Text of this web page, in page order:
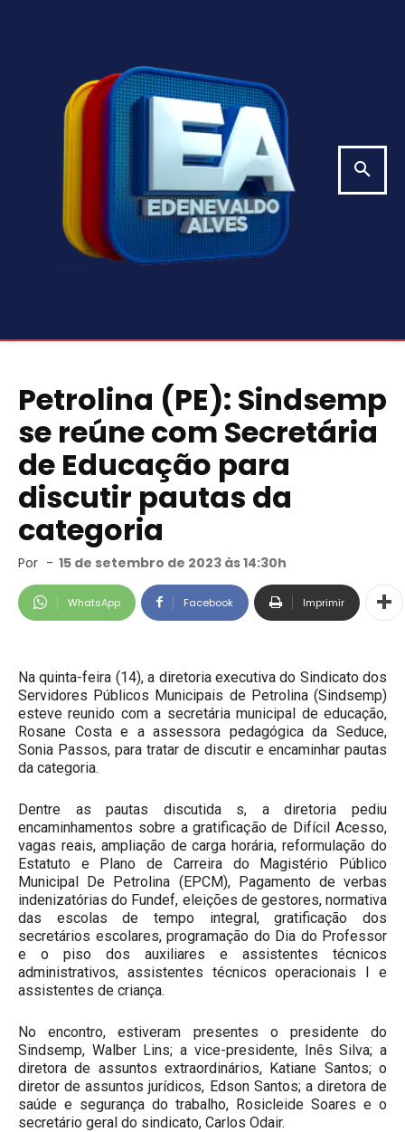
Petrolina (PE): Sindsemp
se reúne com Secretária
de Educação para
discutir pautas da
categoria
Por - 15 de setembro de 2023 às 14:30h
WhatsApp Facebook Imprimir
Na quinta-feira (14), a diretoria executiva do Sindicato dos
Servidores Públicos Municipais de Petrolina (Sindsemp)
esteve reunido com a secretária municipal de educação,
Rosane Costa e a assessora pedagógica da Seduce,
Sonia Passos, para tratar de discutir e encaminhar pautas
da categoria.
Dentre as pautas discutida s, a diretoria pediu
encaminhamentos sobre a gratificação de Difícil Acesso,
vagas reais, ampliação de carga horária, reformulação do
Estatuto e Plano de Carreira do Magistério Público
Municipal De Petrolina (EPCM), Pagamento de verbas
indenizatórias do Fundef, eleições de gestores, normativa
das escolas de tempo integral, gratificação dos
secretários escolares, programação do Dia do Professor
e o piso dos auxiliares e assistentes técnicos
administrativos, assistentes técnicos operacionais I e
assistentes de criança.
No encontro, estiveram presentes o presidente do
Sindsemp, Walber Lins; a vice-presidente, Inês Silva; a
diretora de assuntos extraordinários, Katiane Santos; o
diretor de assuntos jurídicos, Edson Santos; a diretora de
saúde e segurança do trabalho, Rosicleide Soares e o
secretário geral do sindicato, Carlos Odair.